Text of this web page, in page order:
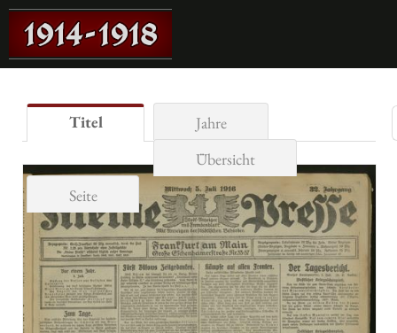
Titel
Jahre
Übersicht
Seite